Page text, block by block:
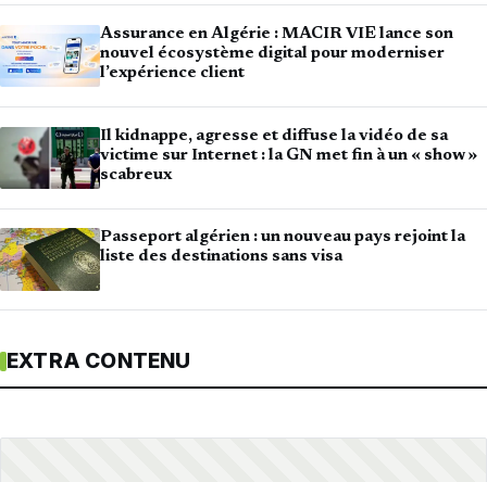
Assurance en Algérie : MACIR VIE lance son
nouvel écosystème digital pour moderniser
l’expérience client
Il kidnappe, agresse et diffuse la vidéo de sa
victime sur Internet : la GN met fin à un « show »
scabreux
Passeport algérien : un nouveau pays rejoint la
liste des destinations sans visa
EXTRA CONTENU